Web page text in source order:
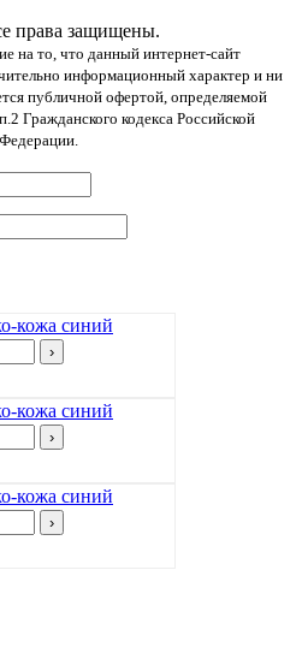
права защищены.
на то, что данный интернет-сайт
информационный характер и ни
публичной офертой, определяемой
Гражданского кодекса Российской
Федерации.
кожа синий
›
кожа синий
›
кожа синий
›